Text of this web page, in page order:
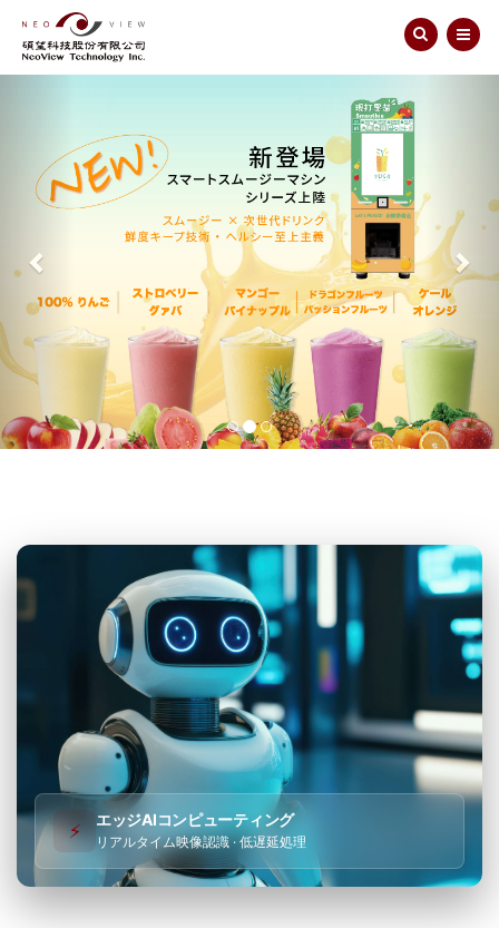
⚡
エッジAIコンピューティング
リアルタイム映像認識 · 低遅延処理